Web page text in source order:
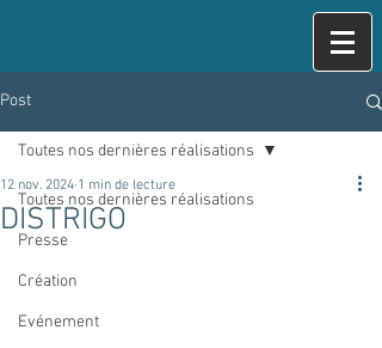
Post
Toutes nos dernières réalisations
Presse
Création
Evénement
Toutes nos dernières réalisations
DISTRIGO
12 nov. 2024 1 min de lecture